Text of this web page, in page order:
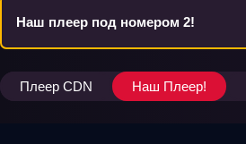
Наш плеер под номером 2!
Плеер CDN Наш Плеер!